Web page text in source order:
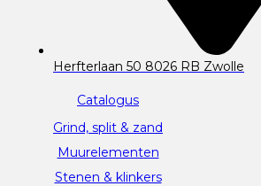
Herfterlaan 50 8026 RB Zwolle
Catalogus
Grind, split & zand
Muurelementen
Stenen & klinkers